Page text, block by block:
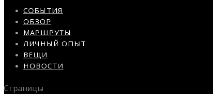
СОБЫТИЯ
ОБЗОР
МАРШРУТЫ
ЛИЧНЫЙ ОПЫТ
ВЕЩИ
НОВОСТИ
Страницы